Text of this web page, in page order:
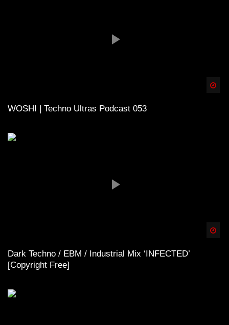
WOSHI | Techno Ultras Podcast 053
Dark Techno / EBM / Industrial Mix ‘INFECTED’
[Copyright Free]